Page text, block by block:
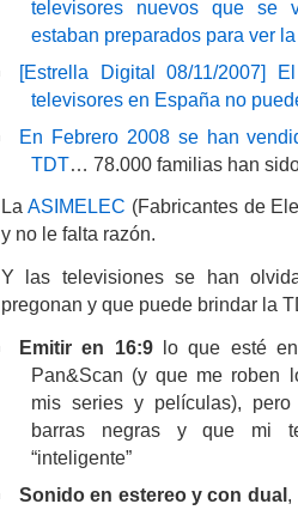
televisores nuevos que se
estaban preparados para ver
[Estrella Digital 08/11/2007]
televisores en España no
En Febrero 2008 se han
TDT… 78.000 familias han
La ASIMELEC (Fabricantes de
y no le falta razón.
Y las televisiones se han
pregonan y que puede brindar la
Emitir en 16:9lo que esté en
Pan&Scan (y que me roben
mis series y películas),
barras negras y que mi
“inteligente”
Sonido en estereo y con dual ,